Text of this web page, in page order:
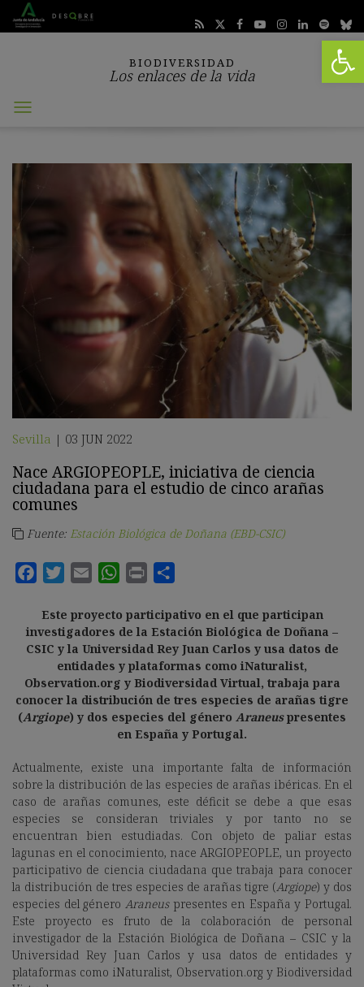
Abrir
BIODIVERSIDAD
Los enlaces de la vida
Abrir
Sevilla | 03 JUN 2022
Nace ARGIOPEOPLE, iniciativa de ciencia
ciudadana para el estudio de cinco arañas
comunes
Fuente: Estación Biológica de Doñana (EBD-CSIC)
Este proyecto participativo en el que participan
investigadores de la Estación Biológica de Doñana –
CSIC y la Universidad Rey Juan Carlos y usa datos de
entidades y plataformas como iNaturalist,
Observation.org y Biodiversidad Virtual, trabaja para
conocer la distribución de tres especies de arañas tigre
(Argiope) y dos especies del género Araneuspresentes
en España y Portugal.
Actualmente, existe una importante falta de información
sobre la distribución de las especies de arañas ibéricas. En el
caso de arañas comunes, este déficit se debe a que esas
especies se consideran triviales y por tanto no se
encuentran bien estudiadas. Con objeto de paliar estas
lagunas en el conocimiento, nace ARGIOPEOPLE, un proyecto
participativo de ciencia ciudadana que trabaja para conocer
la distribución de tres especies de arañas tigre (Argiope) y dos
especies del género Araneus presentes en España y Portugal.
Este proyecto es fruto de la colaboración de personal
investigador de la Estación Biológica de Doñana – CSIC y la
Universidad Rey Juan Carlos y usa datos de entidades y
plataformas como iNaturalist, Observation.org y Biodiversidad